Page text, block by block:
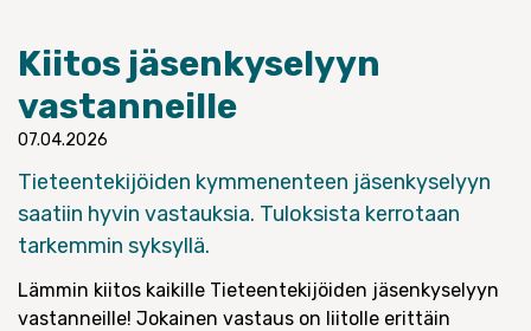
Kiitos jäsenkyselyyn
vastanneille
07.04.2026
Tieteentekijöiden kymmenenteen jäsenkyselyyn
saatiin hyvin vastauksia. Tuloksista kerrotaan
tarkemmin syksyllä.
Lämmin kiitos kaikille Tieteentekijöiden jäsenkyselyyn
vastanneille! Jokainen vastaus on liitolle erittäin